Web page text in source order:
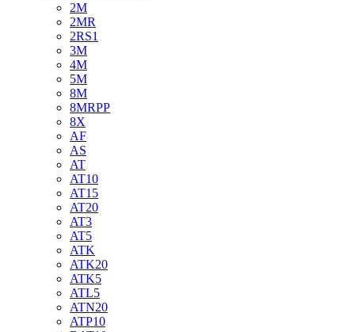
2M
2MR
2RS1
3M
4M
5M
8M
8MRPP
8X
AF
AS
AT
AT10
AT15
AT20
AT3
AT5
ATK
ATK20
ATK5
ATL5
ATN20
ATP10